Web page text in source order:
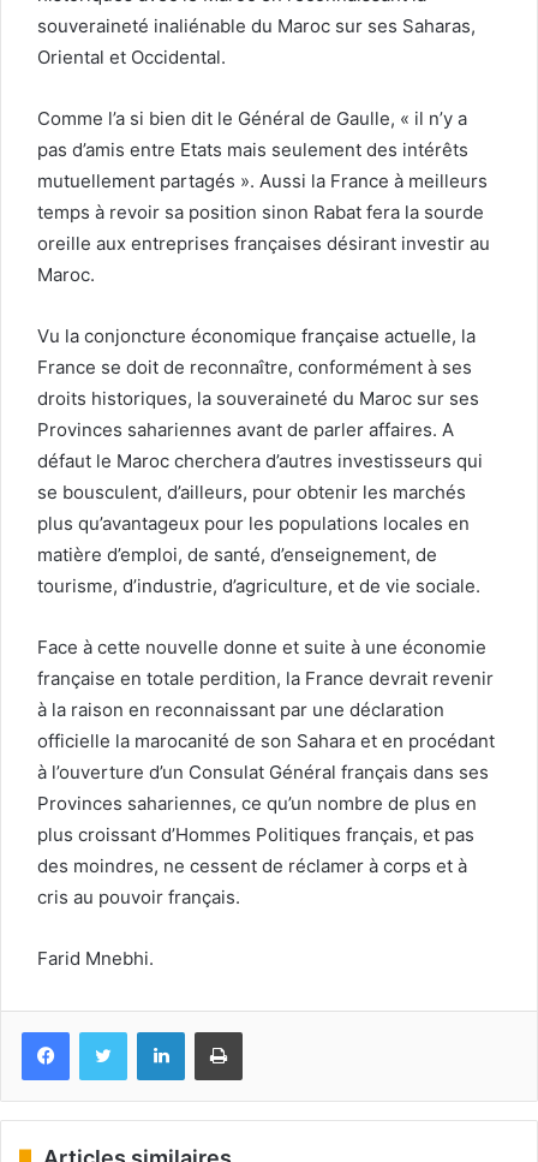
souveraineté inaliénable du Maroc sur ses Saharas,
Oriental et Occidental.
Comme l’a si bien dit le Général de Gaulle, « il n’y a
pas d’amis entre Etats mais seulement des intérêts
mutuellement partagés ». Aussi la France à meilleurs
temps à revoir sa position sinon Rabat fera la sourde
oreille aux entreprises françaises désirant investir au
Maroc.
Vu la conjoncture économique française actuelle, la
France se doit de reconnaître, conformément à ses
droits historiques, la souveraineté du Maroc sur ses
Provinces sahariennes avant de parler affaires. A
défaut le Maroc cherchera d’autres investisseurs qui
se bousculent, d’ailleurs, pour obtenir les marchés
plus qu’avantageux pour les populations locales en
matière d’emploi, de santé, d’enseignement, de
tourisme, d’industrie, d’agriculture, et de vie sociale.
Face à cette nouvelle donne et suite à une économie
française en totale perdition, la France devrait revenir
à la raison en reconnaissant par une déclaration
officielle la marocanité de son Sahara et en procédant
à l’ouverture d’un Consulat Général français dans ses
Provinces sahariennes, ce qu’un nombre de plus en
plus croissant d’Hommes Politiques français, et pas
des moindres, ne cessent de réclamer à corps et à
cris au pouvoir français.
Farid Mnebhi.
FacebookTwitter LinkedinImprimer